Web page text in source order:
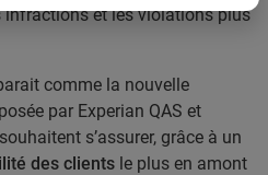
infractions et les violations plus
comme la nouvelle
par Experian QAS et
s’assurer, grâce à un
des clients le plus en amont